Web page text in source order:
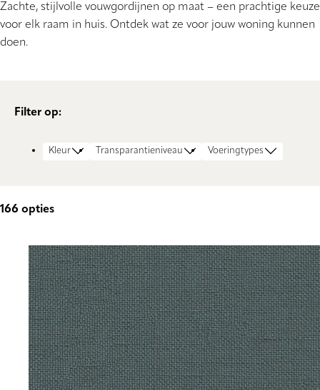
Zachte, stijlvolle vouwgordijnen op maat – een prachtige keuze
voor elk raam in huis. Ontdek wat ze voor jouw woning kunnen
doen.
Filter op:
Kleur Transparantieniveau Voeringtypes
166 opties